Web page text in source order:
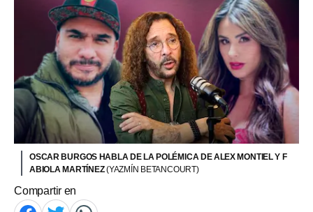
OSCAR BURGOS HABLA DE LA POLÉMICA DE ALEX MONTIEL Y F
ABIOLA MARTÍNEZ(YAZMÍN BETANCOURT)
Compartir en